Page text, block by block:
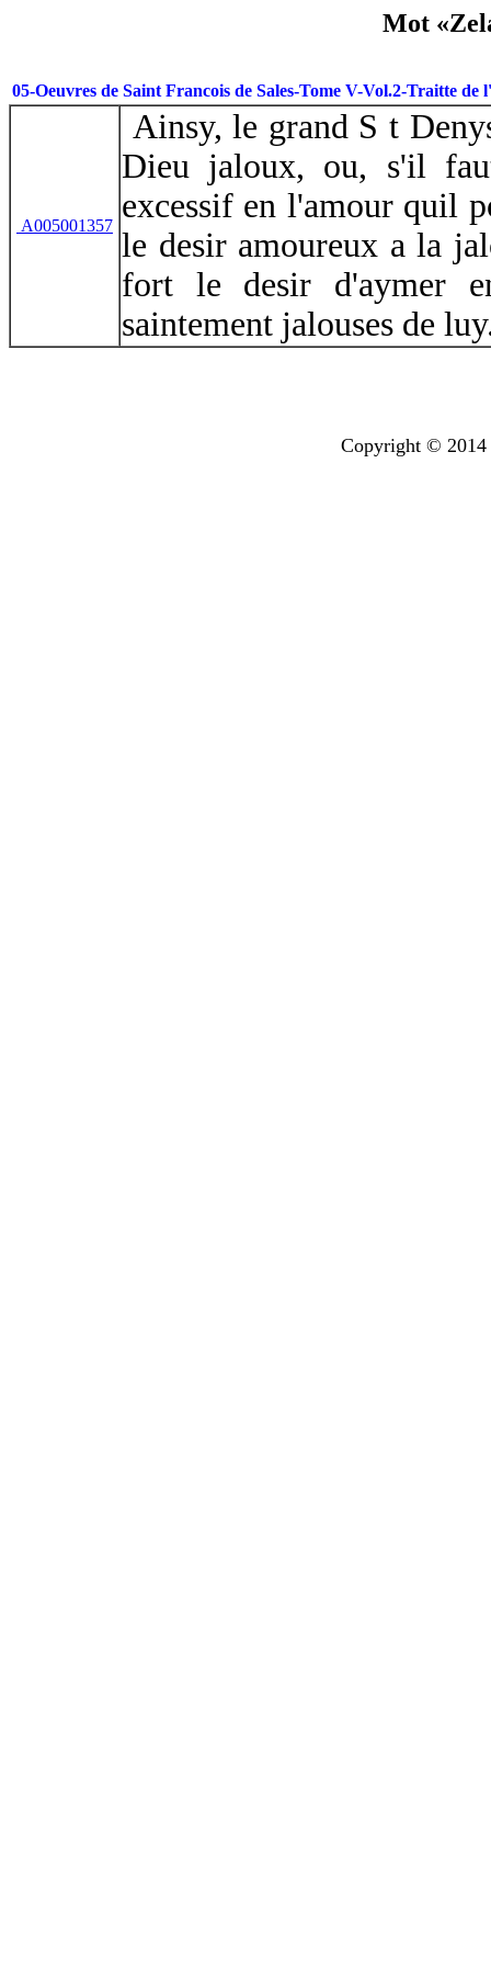
Mot
05-Oeuvres de Saint Francois de Sales-Tome V-Vol.2-Traitte
A005001357
Ainsy, le grand S t
Dieu jaloux, ou, s'il
excessif en l'amour quil
le desir amoureux a la
fort le desir d'aymer
saintement jalouses de
Copyright © 2014